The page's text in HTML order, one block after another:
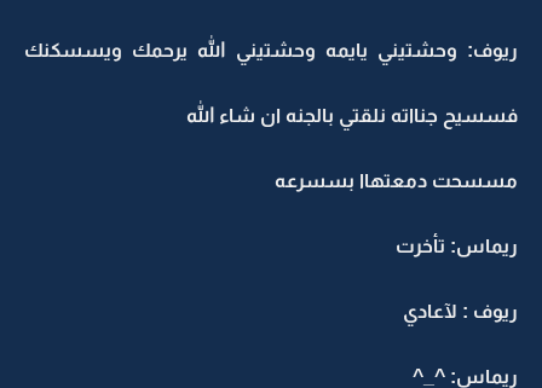
ريوف: وحشتيني يايمه وحشتيني الله يرحمك ويسسكنك
فسسيح جنااته نلقتي بالجنه ان شاء الله
مسسحت دمعتهاا بسسرعه
ريماس: تأخرت
ريوف : لآعادي
ريماس: ^_^